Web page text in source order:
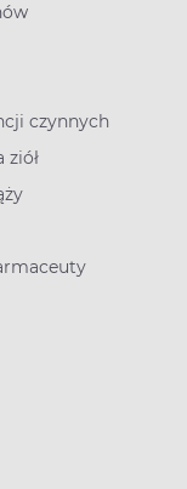
czynnych
ziół